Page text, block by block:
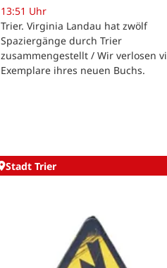
13:51 Uhr
Trier. Virginia Landau hat zwölf
Spaziergänge durch Trier
zusammengestellt / Wir verlosen
Exemplare ihres neuen Buchs.
Stadt Trier